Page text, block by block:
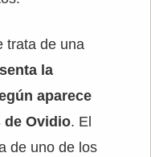
trata de una
la
aparece
de Ovidio. El
de uno de los